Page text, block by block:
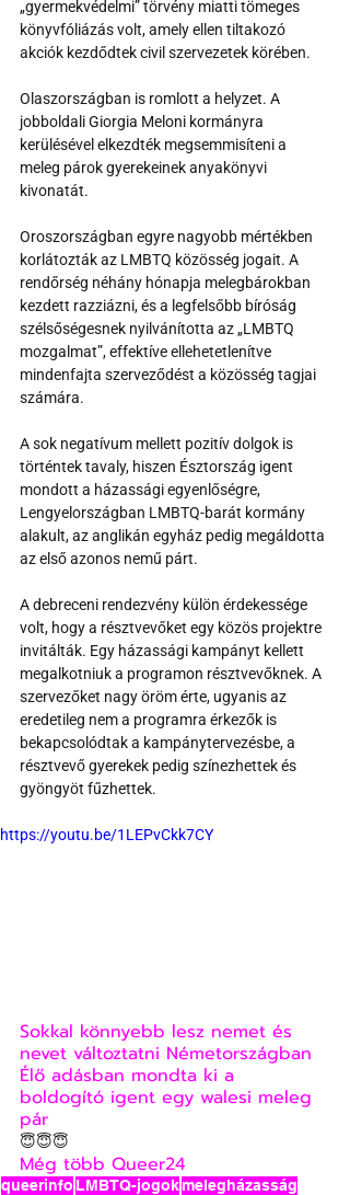
„gyermekvédelmi” törvény miatti tömeges
könyvfóliázás volt, amely ellen tiltakozó
akciók kezdődtek civil szervezetek körében.
Olaszországban is romlott a helyzet. A
jobboldali Giorgia Meloni kormányra
kerülésével elkezdték megsemmisíteni a
meleg párok gyerekeinek anyakönyvi
kivonatát.
Oroszországban egyre nagyobb mértékben
korlátozták az LMBTQ közösség jogait. A
rendőrség néhány hónapja melegbárokban
kezdett razziázni, és a legfelsőbb bíróság
szélsőségesnek nyilvánította az „LMBTQ
mozgalmat”, effektíve ellehetetlenítve
mindenfajta szerveződést a közösség tagjai
számára.
A sok negatívum mellett pozitív dolgok is
történtek tavaly, hiszen Észtország igent
mondott a házassági egyenlőségre,
Lengyelországban LMBTQ-barát kormány
alakult, az anglikán egyház pedig megáldotta
az első azonos nemű párt.
A debreceni rendezvény külön érdekessége
volt, hogy a résztvevőket egy közös projektre
invitálták. Egy házassági kampányt kellett
megalkotniuk a programon résztvevőknek. A
szervezőket nagy öröm érte, ugyanis az
eredetileg nem a programra érkezők is
bekapcsolódtak a kampánytervezésbe, a
résztvevő gyerekek pedig színezhettek és
gyöngyöt fűzhettek.
https://youtu.be/1LEPvCkk7CY
Sokkal könnyebb lesz nemet és
nevet változtatni Németországban
Élő adásban mondta ki a
boldogító igent egy walesi meleg
pár
😇😇😇
Még több Queer24
queerinfo LMBTQ-jogokmelegházasság